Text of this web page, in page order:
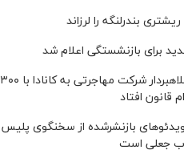
برای بازنشستگی اعلام شد
مدیر کلاهبردار شرکت مهاجرتی به کانادا با ۳۰۰
قانون افتاد
ویدئو‌های بازنشرشده از سخنگوی پلیس
جعلی است